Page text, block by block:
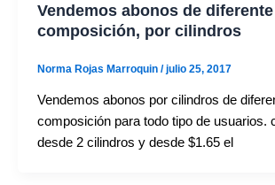
Vendemos abonos de diferente
composición, por cilindros
Norma Rojas Marroquin /julio 25, 2017
Vendemos abonos por cilindros de
composición para todo tipo de usuarios.
desde 2 cilindros y desde $1.65 el